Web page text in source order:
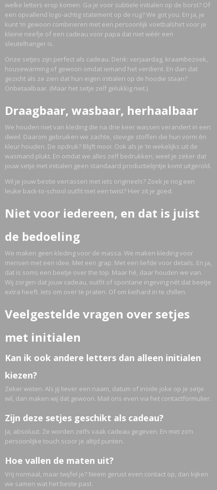
welke letters erop komen. Ga je voor subtiele initialen op de borst? Of
een opvallend logo-achtig statement op de rug? We got you. En ja, je
kunt ‘m gewoon combineren met een persoonlijk voetbalshirt voor je
kleine neefje of een cadeau voor papa dat niet wéér een
sleutelhanger is.
Onze setjes zijn perfect als cadeau. Denk: verjaardag, kraambezoek,
housewarming of gewoon omdat iemand het verdient. En dan dat
gezicht als ze zien dat hun eigen initialen op de hoodie staan?
Onbetaalbaar. (Maar het setje zelf gelukkig niet.)
Draagbaar, wasbaar, herhaalbaar
We houden niet van kleding die na drie keer wassen verandert in een
dweil. Daarom gebruiken we zachte, stevige stoffen die hun vorm én
kleur houden. De opdruk? Blijft mooi. Ook als je ‘m wekelijks uit de
wasmand plukt. En omdat we alles zelf bedrukken, weet je zeker dat
jouw setje met initialen geen standaard productielijntje komt uitgerold.
Wil je jouw bestie verrassen met iets origineels? Zoek je nog een
leuke back-to-school outfit met een twist? Hier zit je goed.
Niet voor iedereen, en dat is juist
de bedoeling
We maken geen kleding voor de massa. We maken kleding voor
mensen met een idee. Met een grap. Met een liefde voor details. En ja,
dat is soms een beetje over the top. Maar hé, daar houden we van.
Wij zorgen dat jouw cadeau, outfit of spontane ingeving nét dat beetje
extra heeft. Iets om over te praten. Of om keihard in te chillen.
Veelgestelde vragen over setjes
met initialen
Kan ik ook andere letters dan alleen initialen
kiezen?
Zeker weten. Als jij liever een naam, datum of inside joke op je setje
wil, dan maken wij dat gewoon. Mail ons even via het contactformulier.
Zijn deze setjes geschikt als cadeau?
Ja, absoluut. Ze worden zelfs vaak cadeau gegeven. En met zo’n
persoonlijke touch scoor je altijd punten.
Hoe vallen de maten uit?
Vrij normaal, maar twijfel je? Neem gerust even contact op, dan kijken
we samen wat het beste past.